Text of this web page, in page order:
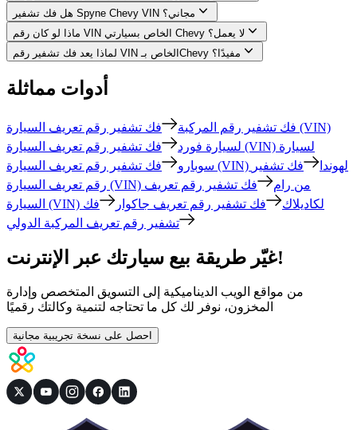
هل فك تشفير Spyne Chevy VIN مجاني؟
ماذا لو كان رقم VIN الخاص بسيارتي Chevy لا يعمل؟
لماذا يعد فك تشفير رقم VIN الخاص بـChevy مفيدًا؟
أدوات مماثلة
فك تشفير رقم المركبة
فك تشفير رقم تعريف السيارة (VIN)
لسيارة فورد
فك تشفير رقم تعريف السيارة (VIN) لسيارة
سوبارو
فك تشفير رقم تعريف السيارة (VIN) لهوندا
فك تشفير
رقم تعريف السيارة (VIN) من رام
فك تشفير رقم تعريف
السيارة (VIN) لكاديلاك
فك تشفير رقم تعريف جاكوار
فك
تشفير رقم تعريف المركبة الدولي
غيّر طريقة بيع سيارتك عبر الإنترنت!
من مواقع الويب الديناميكية إلى التسويق المتخصص وإدارة
المخزون، نوفر لك كل ما تحتاجه لتنمية وكالتك رقميًا
احصل على نسخة تجريبية مجانية